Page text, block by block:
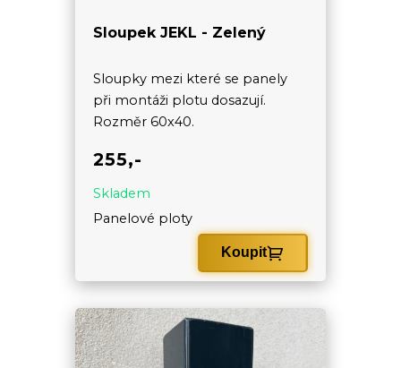
Sloupek JEKL - Zelený
Sloupky mezi které se panely
při montáži plotu dosazují.
Rozměr 60x40.
255,-
Skladem
Panelové ploty
Koupit